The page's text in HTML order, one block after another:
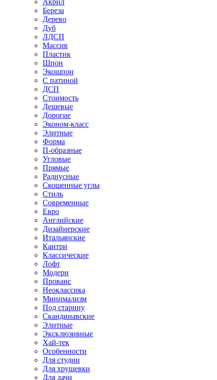
Акрил
Береза
Дерево
Дуб
ЛДСП
Массив
Пластик
Шпон
Экошпон
С патиной
ДСП
Стоимость
Дешевые
Дорогие
Эконом-класс
Элитные
Форма
П-образные
Угловые
Прямые
Радиусные
Скошенные углы
Стиль
Современные
Евро
Английские
Дизайнерские
Итальянские
Кантри
Классические
Лофт
Модерн
Прованс
Неоклассика
Минимализм
Под старину
Скандинавские
Элитные
Эксклюзивные
Хай-тек
Особенности
Для студии
Для хрущевки
Для дачи